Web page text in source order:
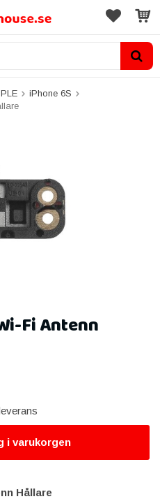
iPhone 6S
Fi Antenn
i varukorgen
Hållare